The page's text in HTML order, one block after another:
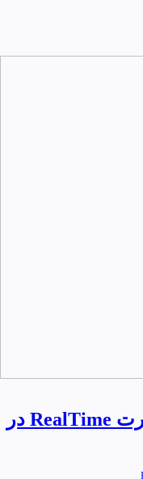
نحوه تایپ فارسی بصورت RealTime در